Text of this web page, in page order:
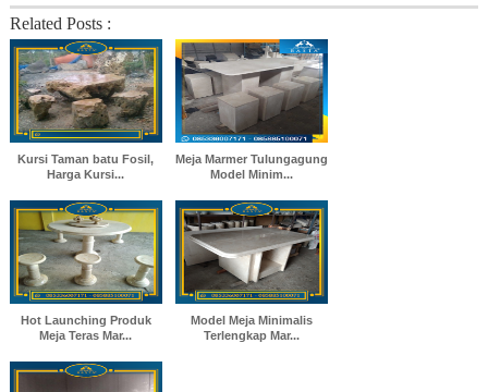
Related Posts :
Kursi Taman batu Fosil,
Harga Kursi...
Meja Marmer Tulungagung
Model Minim...
Hot Launching Produk
Meja Teras Mar...
Model Meja Minimalis
Terlengkap Mar...